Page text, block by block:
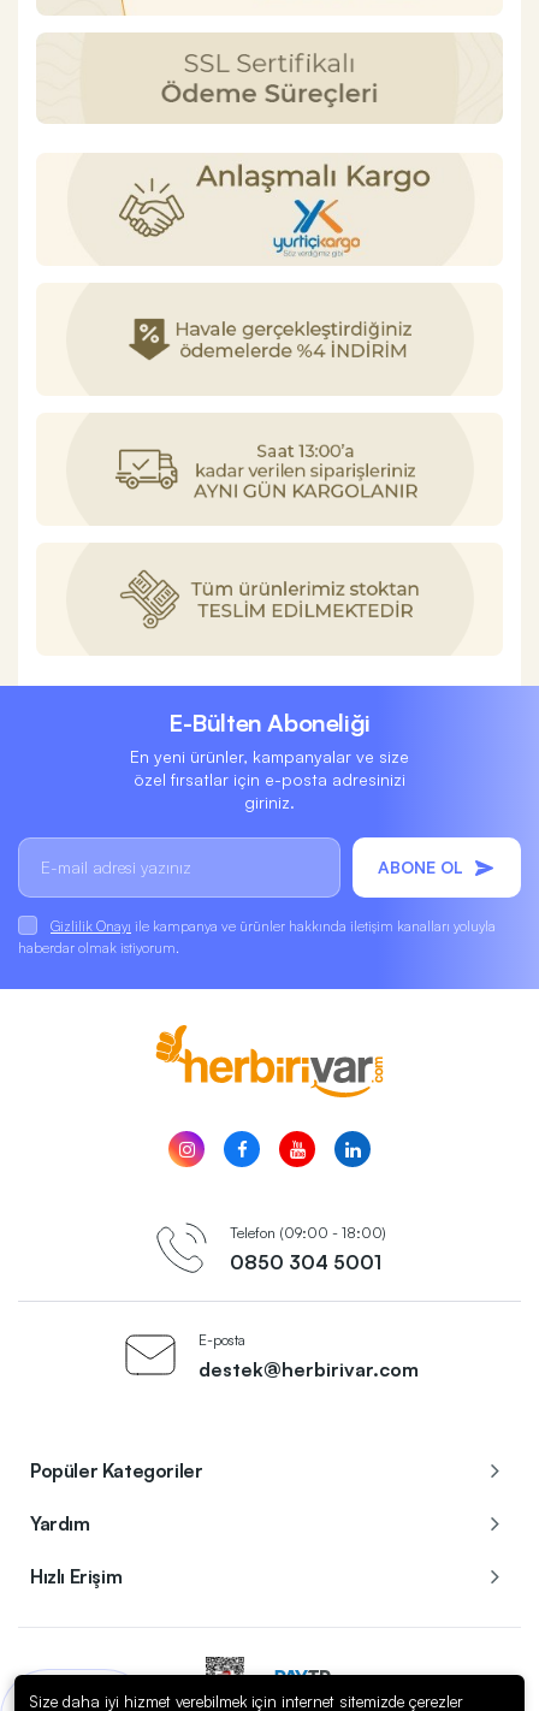
E-Bülten Aboneliği
En yeni ürünler, kampanyalar ve size
özel fırsatlar için e-posta adresinizi
giriniz.
ABONE OL
Gizlilik Onayı ile kampanya ve ürünler hakkında iletişim kanalları yoluyla
haberdar olmak istiyorum.
Telefon (09:00 - 18:00)
0850 304 5001
E-posta
destek@herbirivar.com
Popüler Kategoriler
Yardım
Hızlı Erişim
Size daha iyi hizmet verebilmek için internet sitemizde çerezler